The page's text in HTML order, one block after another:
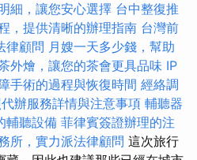
細，讓您安心選擇 台中整復推
，提供清晰的辦理指南 台灣前
律顧問 月嫂一天多少錢，幫助
外燴，讓您的茶會更具品味 IP
手術的過程與恢復時間 經絡調
辦服務詳情與注意事項 輔聽器
輔聽設備 菲律賓簽證辦理的注
所，實力派法律顧問 這次旅行